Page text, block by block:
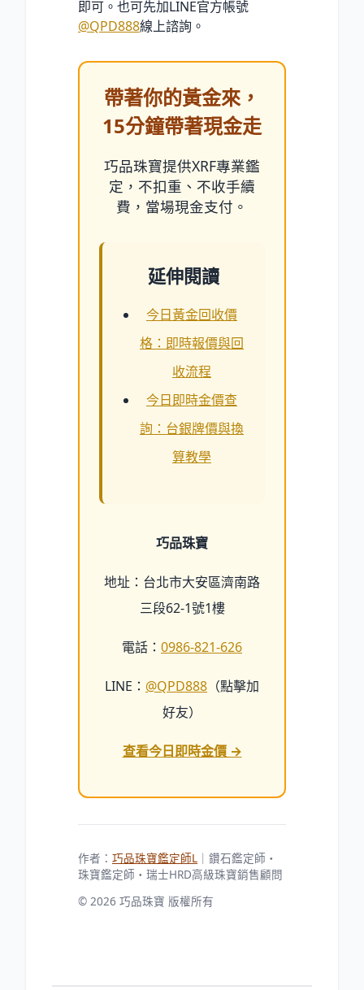
即可。也可先加LINE官方帳號
@QPD888線上諮詢。
帶著你的黃金來，
15分鐘帶著現金走
巧品珠寶提供XRF專業鑑
定，不扣重、不收手續
費，當場現金支付。
延伸閱讀
今日黃金回收價
格：即時報價與回
收流程
今日即時金價查
詢：台銀牌價與換
算教學
巧品珠寶
地址：台北市大安區濟南路
三段62-1號1樓
電話： 0986-821-626
LINE： @QPD888 （點擊加
好友）
查看今日即時金價 →
作者： 巧品珠寶鑑定師L ｜鑽石鑑定師・
珠寶鑑定師・瑞士HRD高級珠寶銷售顧問
© 2026 巧品珠寶 版權所有